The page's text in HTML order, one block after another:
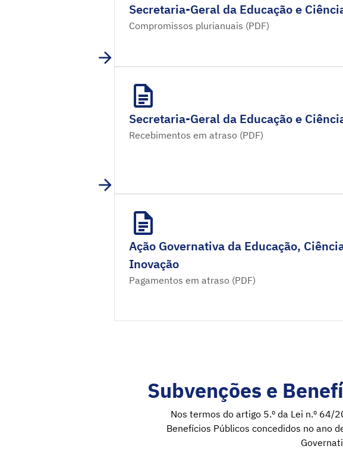
Secretaria-Geral da Educação e
Compromissos plurianuais (PDF)
Secretaria-Geral da Educação e
Recebimentos em atraso (PDF)
Ação Governativa da Educação,
Inovação
Pagamentos em atraso (PDF)
Subvenções e
Nos termos do artigo 5.º da Lei n.º 64/
Benefícios Públicos concedidos no ano